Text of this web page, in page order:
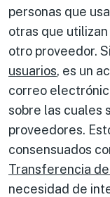
personas que
otras que
otro proveedor.
usuarios, es un
correo
sobre las cuales
proveedores.
consensuados
Transferencia de
necesidad de